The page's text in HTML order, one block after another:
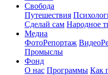
Свобода
Путешествия
Сделай сам Народное
Медиа
ФотоРепортаж
Промыслы
Фонд
О нас Программы Как